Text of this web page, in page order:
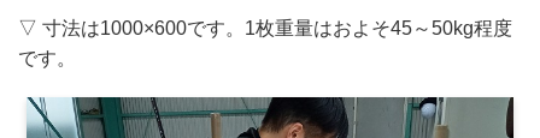
▽ 寸法は1000×600です。1枚重量はおよそ45～50kg程度
です。